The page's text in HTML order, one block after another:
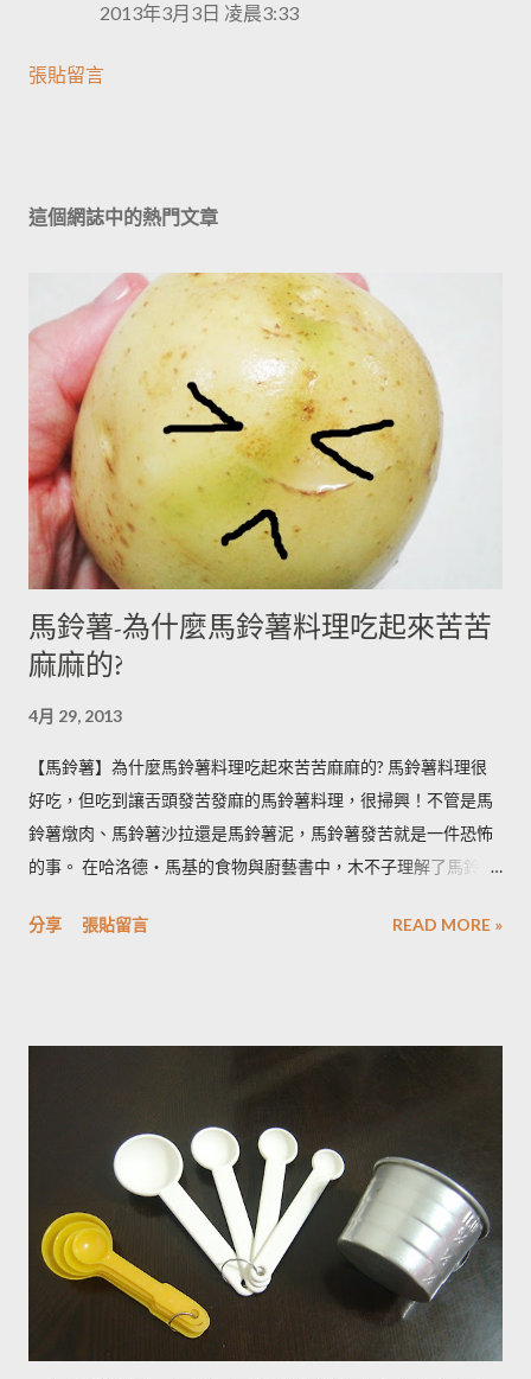
2013年3月3日 凌晨3:33
張貼留言
這個網誌中的熱門文章
馬鈴薯-為什麼馬鈴薯料理吃起來苦苦
麻麻的?
4月 29, 2013
【馬鈴薯】為什麼馬鈴薯料理吃起來苦苦麻麻的? 馬鈴薯料理很
好吃，但吃到讓舌頭發苦發麻的馬鈴薯料理，很掃興！不管是馬
鈴薯燉肉、馬鈴薯沙拉還是馬鈴薯泥，馬鈴薯發苦就是一件恐怖
的事。 在哈洛德‧馬基的食物與廚藝書中，木不子理解了馬鈴薯
房知識！ ◆ 馬鈴薯有苦味正常嗎？ 正常。馬鈴薯以含有大量茄
曝曬容易讓生物鹼含量增加，苦味也會變得明顯。由於光線同時
含量超標的跡象。 此外在壓力環境下生長與光線曝曬環境，都可
能引起生物鹼含量倍增，甚至到正常量(每100公克馬鈴薯含2~15
毫克生物鹼)的三倍。 (書中提到的壓力環境下生長，木不子不是
很了解壓力環境的定義，歡迎有種植經驗的朋友分享。) ◆ 馬鈴
薯應該如何正確儲藏？ 1. 放在陰暗角落避免受光線照射持續增加
生物鹼。 2. 別放進冰箱冷藏，低溫冷藏儲存過的馬鈴薯，切開後
烹煮變黑的情形較常溫儲存的馬鈴薯嚴重。 2014/12/12修正，
木不子誤解《食物與廚藝 蔬果、香料、穀物》 P82~85的文字
分享 張貼留言 READ MORE »